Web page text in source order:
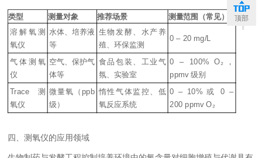
+
类型 测量对象 推荐场景 测量范围（常见）
溶解氧测
氧仪
水体、培养液
等
生物发酵、水产养
殖、环保监测
0 – 20 mg/L
气体测氧
仪
空气、保护气
体等
食品包装、工业气
氛、实验室
0 – 100% O₂，
ppmv 级别
Trace 测
氧仪
微量氧（ppb
级）
惰性气体监控、低
氧反应系统
0 – 10% 或 0 –
200 ppmv O₂
四、测氧仪的应用领域
顶部